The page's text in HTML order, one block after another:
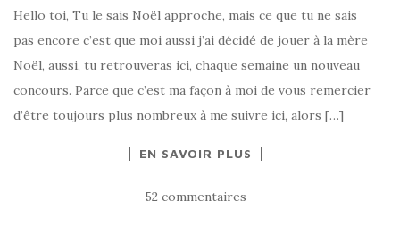
Hello toi, Tu le sais Noël approche, mais ce que tu ne sais
pas encore c’est que moi aussi j’ai décidé de jouer à la mère
Noël, aussi, tu retrouveras ici, chaque semaine un nouveau
concours. Parce que c’est ma façon à moi de vous remercier
d’être toujours plus nombreux à me suivre ici, alors […]
EN SAVOIR PLUS
52 commentaires